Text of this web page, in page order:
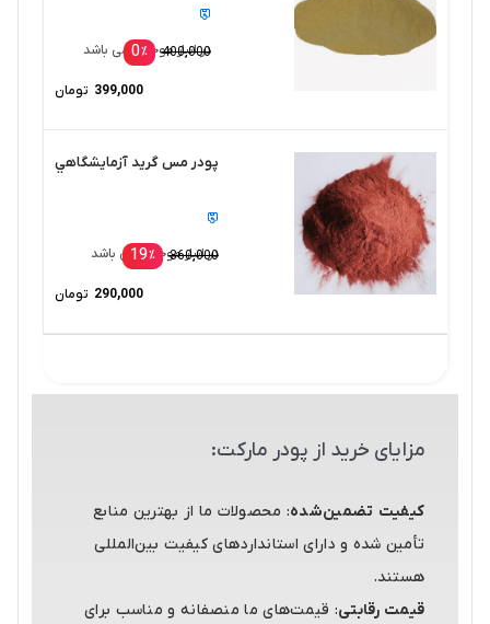
در انبار موجود نمی باشد
٪0 400,000
399,000 تومان
پودر مس گريد آزمايشگاهي
در انبار موجود نمی باشد
٪19 360,000
290,000 تومان
مزایای خرید از پودر مارکت:
کیفیت تضمین‌شده: محصولات ما از بهترین منابع
تأمین شده و دارای استانداردهای کیفیت بین‌المللی
هستند.
قیمت رقابتی: قیمت‌های ما منصفانه و مناسب برای